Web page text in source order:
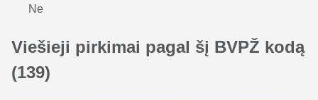
Ne
Viešieji pirkimai pagal šį BVPŽ kodą
(139)